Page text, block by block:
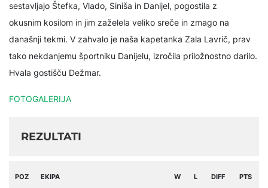
sestavljajo Štefka, Vlado, Siniša in Danijel, pogostila z
okusnim kosilom in jim zaželela veliko sreče in zmago na
današnji tekmi. V zahvalo je naša kapetanka Zala Lavrič, prav
tako nekdanjemu športniku Danijelu, izročila priložnostno darilo.
Hvala gostišču Dežmar.
FOTOGALERIJA
REZULTATI
POZ EKIPA W L DIFF PTS